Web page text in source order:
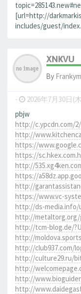
[url=http://
includes/guest/
XNKVU
By
- 2026年7月30日(
pbjw
http://c.ypcdn.com/
http://
https://
https://
http://
https://
http://
https://www.vc-
http://ds-media.info/
http://metaltorg.org/
http://tcm-blog.de/
http://
http://club937.com/
http://culture29.ru/
http://
http://
http://